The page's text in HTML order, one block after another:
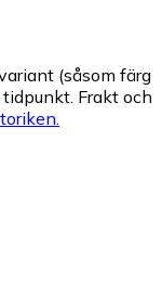
(såsom färg
Frakt och